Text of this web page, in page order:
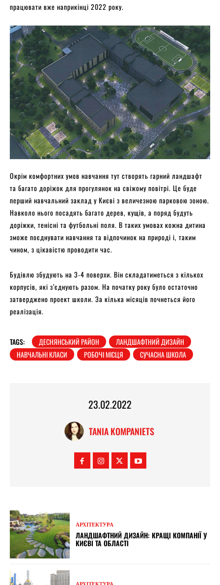
працювати вже наприкінці 2022 року.
Окрім комфортних умов навчання тут створять гарний ландшафт
та багато доріжок для прогулянок на свіжому повітрі. Це буде
перший навчальний заклад у Києві з величезною парковою зоною.
Навколо нього посадять багато дерев, кущів, а поряд будуть
доріжки, тенісні та футбольні поля. В таких умовах кожна дитина
зможе поєднувати навчання та відпочинок на природі і, таким
чином, з цікавістю проводити час.
Будівлю збудують на 3-4 поверхи. Він складатиметься з кількох
корпусів, які з’єднують разом. На початку року було остаточно
затверджено проект школи. За кілька місяців почнеться його
реалізація.
TAGS: ДЕСНЯНСЬКИЙ РАЙОН
ЛАНДШАФТНИЙ ДИЗАЙН
НАВЧАЛЬНІ КЛАСИ
РОБОЧІ МІСЦЯ СУЧАСНА ШКОЛА
23.02.2022
TANIA KOMPANIETS
АРХІТЕКТУРА
ЛАНДШАФТНИЙ ДИЗАЙН: КРАЩІ КОМПАНІЇ У
КИЄВІ ТА ОБЛАСТІ